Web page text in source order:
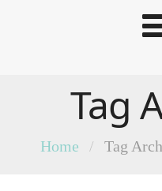
Tag
Home / Tag